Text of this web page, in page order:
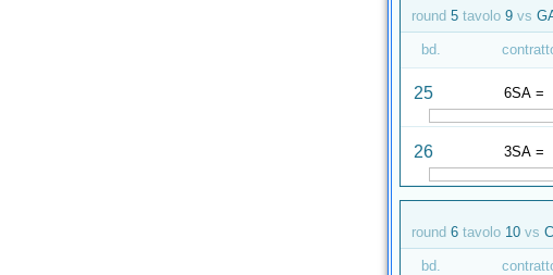
round 5 tavolo 9 vs
bd.
25 6SA =
26 3SA =
round 6 tavolo 10 vs
bd.